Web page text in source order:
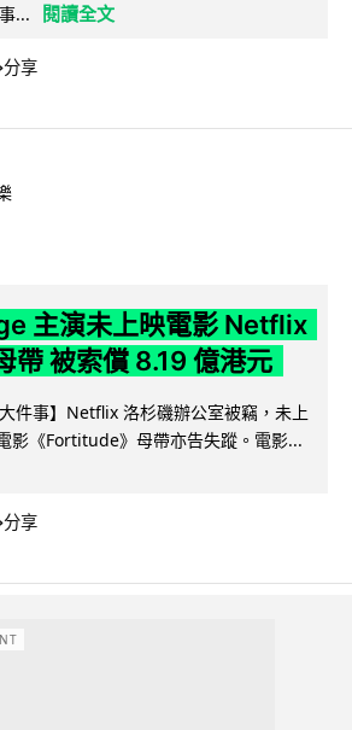
...
閱讀全文
分享
主演未上映電影 Netflix
帶 被索償 8.19 億港元
大件事】Netflix 洛杉磯辦公室被竊，未上
影《Fortitude》母帶亦告失蹤。電影...
分享